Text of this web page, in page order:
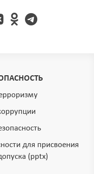
для присвоения
(pptx)